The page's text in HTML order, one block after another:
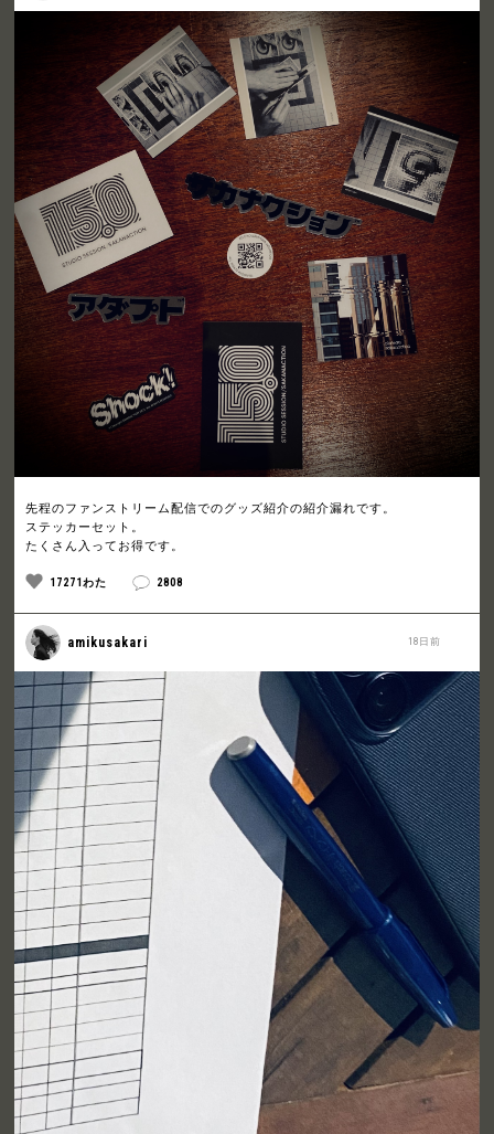
先程のファンストリーム配信でのグッズ紹介の紹介漏れです。
ステッカーセット。
たくさん入ってお得です。
17271わた 2808
18日前
amikusakari